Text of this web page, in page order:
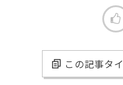
この記事タ